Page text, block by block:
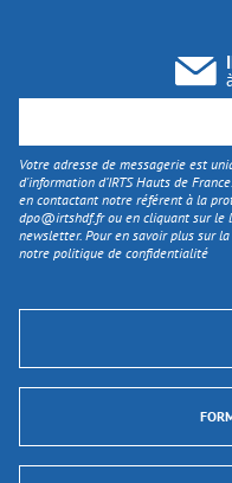
Votre adresse de messagerie est
d'information d’IRTS Hauts de
en contactant notre référent à la
dpo@irtshdf.frou en cliquant sur le
newsletter. Pour en savoir plus sur
notre politique de confidentialité